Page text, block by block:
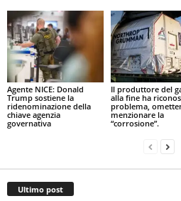
Agente NICE: Donald
Trump sostiene la
ridenominazione della
chiave agenzia
governativa
Il produttore del
alla fine ha
problema,
menzionare la
“corrosione”.
Ultimo post